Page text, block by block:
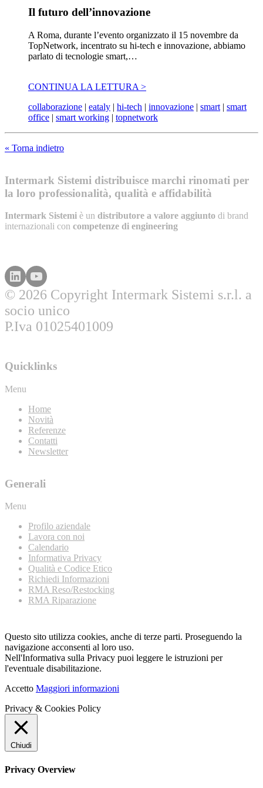
Il futuro dell’innovazione
A Roma, durante l’evento organizzato il 15 novembre da
TopNetwork, incentrato su hi-tech e innovazione, abbiamo
parlato di tecnologie smart,…
CONTINUA LA LETTURA >
collaborazione | eataly | hi-tech | innovazione | smart | smart
office | smart working | topnetwork
« Torna indietro
Intermark Sistemi distribuisce marchi rinomati per
la loro professionalità, qualità e affidabilità
Intermark Sistemi è un distributore a valore aggiunto di brand
internazionali con competenze di engineering
© 2026 Copyright Intermark Sistemi s.r.l. a
socio unico
P.Iva 01025401009
Quicklinks
Menu
Home
Novità
Referenze
Contatti
Newsletter
Generali
Menu
Profilo aziendale
Lavora con noi
Calendario
Informativa Privacy
Qualità e Codice Etico
Richiedi Informazioni
RMA Reso/Restocking
RMA Riparazione
Questo sito utilizza cookies, anche di terze parti. Proseguendo la
navigazione acconsenti al loro uso.
Nell'Informativa sulla Privacy puoi leggere le istruzioni per
l'eventuale disabilitazione.
Accetto Maggiori informazioni
Privacy & Cookies Policy
Chiudi
Privacy Overview